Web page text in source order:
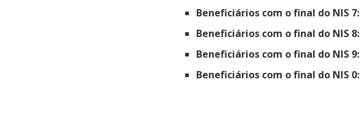
Beneficiários com o final do NIS 7:
Beneficiários com o final do NIS 8:
Beneficiários com o final do NIS 9:
Beneficiários com o final do NIS 0: